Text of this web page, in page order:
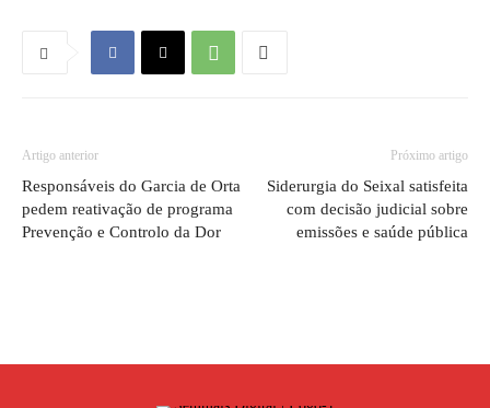
Artigo anterior
Responsáveis do Garcia de Orta
pedem reativação de programa
Prevenção e Controlo da Dor
Próximo artigo
Siderurgia do Seixal satisfeita
com decisão judicial sobre
emissões e saúde pública